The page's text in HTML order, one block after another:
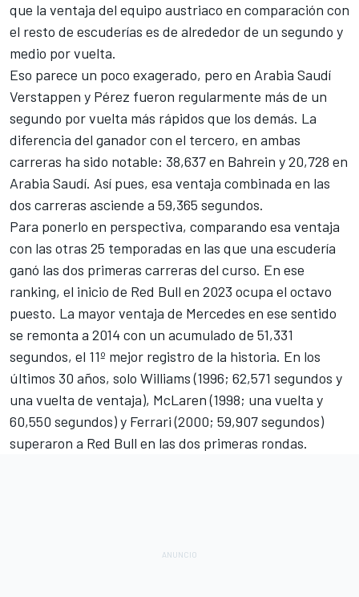
que la ventaja del equipo austriaco en comparación con
el resto de escuderías es de alrededor de un segundo y
medio por vuelta.
Eso parece un poco exagerado, pero en Arabia Saudí
Verstappen y Pérez fueron regularmente más de un
segundo por vuelta más rápidos que los demás. La
diferencia del ganador con el tercero, en ambas
carreras ha sido notable: 38,637 en Bahrein y 20,728 en
Arabia Saudí. Así pues, esa ventaja combinada en las
dos carreras asciende a 59,365 segundos.
Para ponerlo en perspectiva, comparando esa ventaja
con las otras 25 temporadas en las que una escudería
ganó las dos primeras carreras del curso. En ese
ranking, el inicio de Red Bull en 2023 ocupa el octavo
puesto. La mayor ventaja de Mercedes en ese sentido
se remonta a 2014 con un acumulado de 51,331
segundos, el 11º mejor registro de la historia. En los
últimos 30 años, solo Williams(1996; 62,571 segundos y
una vuelta de ventaja), McLaren (1998; una vuelta y
60,550 segundos) y Ferrari (2000; 59,907 segundos)
superaron a Red Bull en las dos primeras rondas.